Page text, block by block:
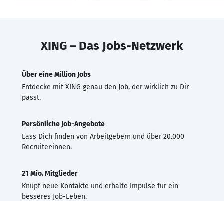
XING – Das Jobs-Netzwerk
Über eine Million Jobs
Entdecke mit XING genau den Job, der wirklich zu Dir
passt.
Persönliche Job-Angebote
Lass Dich finden von Arbeitgebern und über 20.000
Recruiter·innen.
21 Mio. Mitglieder
Knüpf neue Kontakte und erhalte Impulse für ein
besseres Job-Leben.